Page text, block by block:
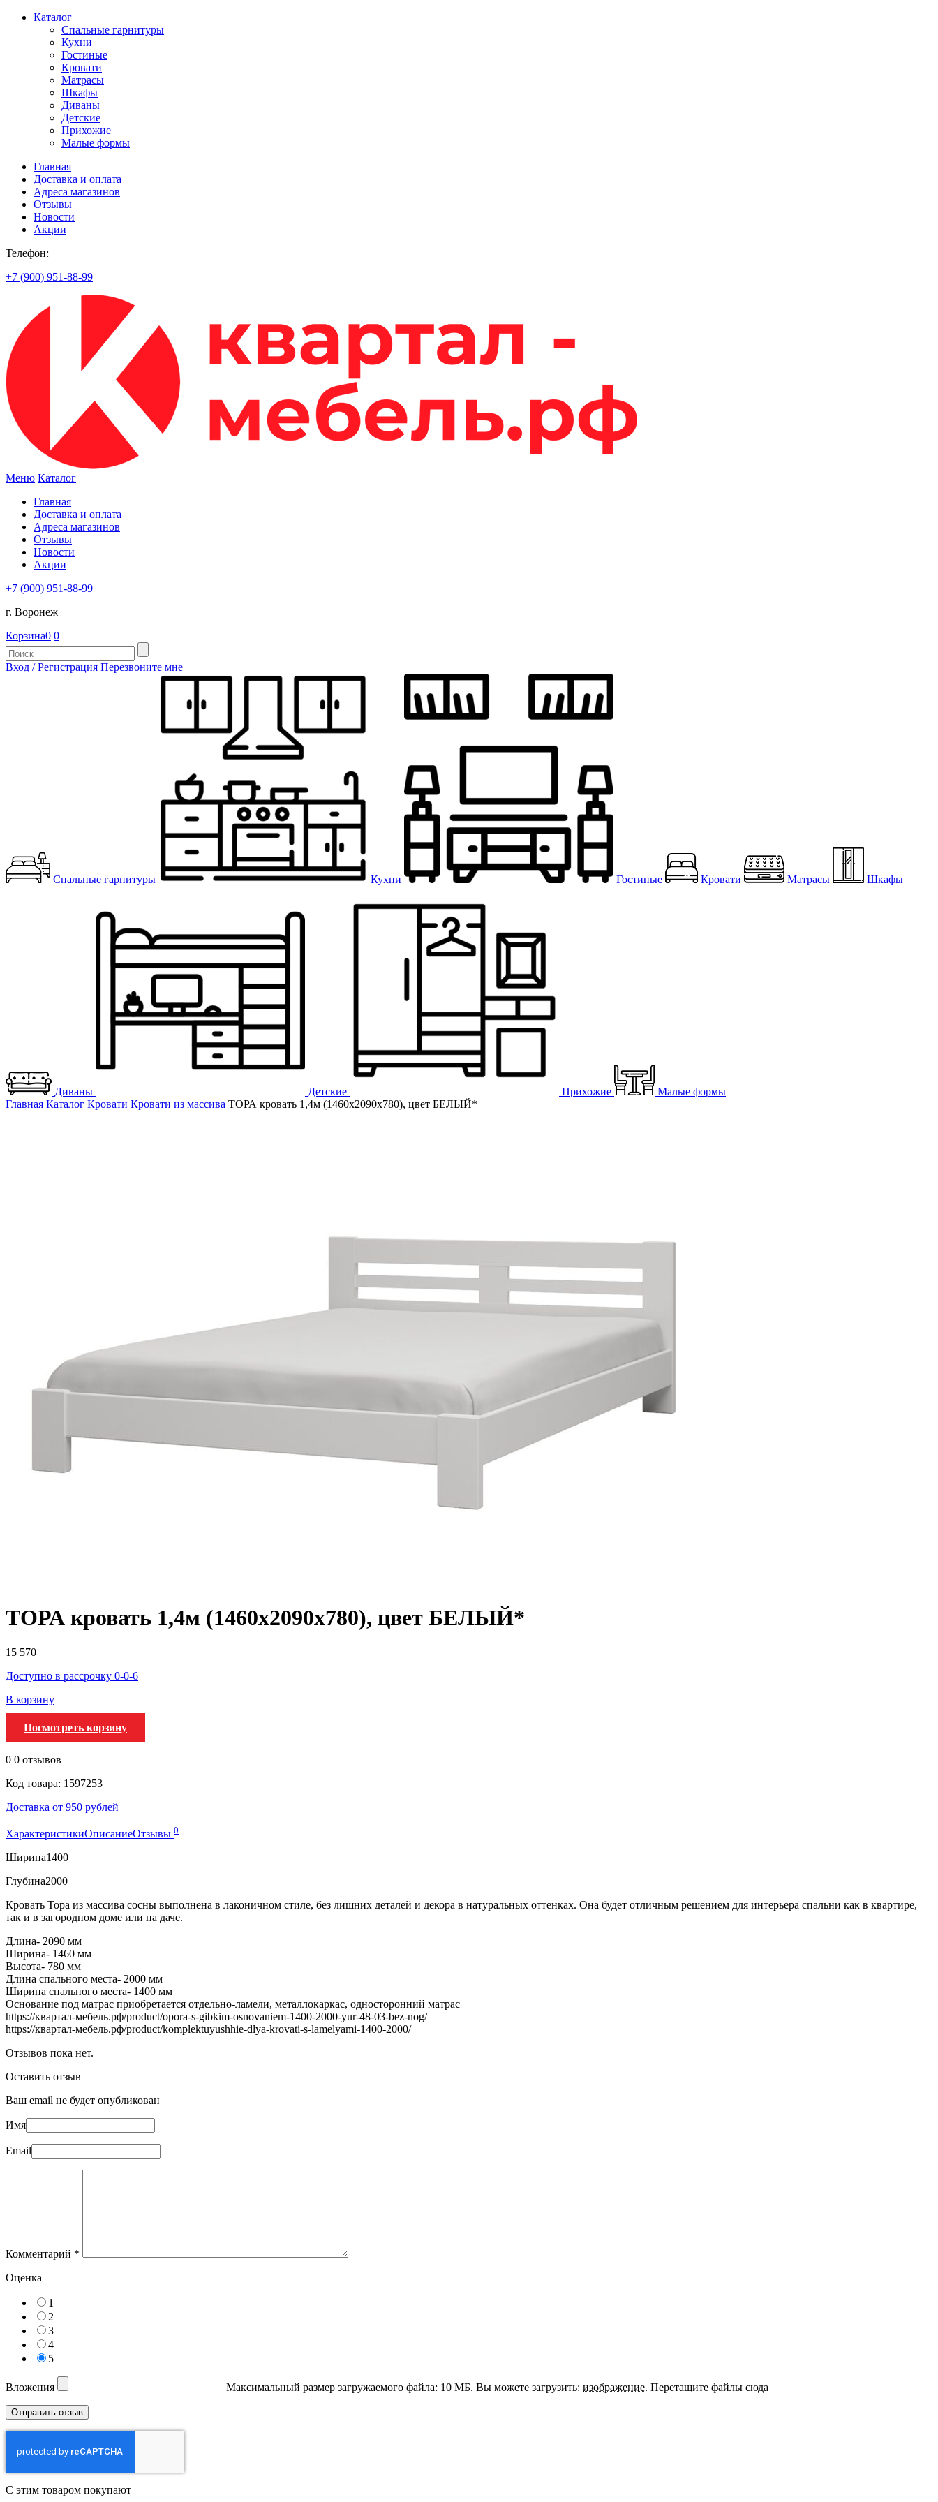
Каталог
Спальные гарнитуры
Кухни
Гостиные
Кровати
Матрасы
Шкафы
Диваны
Детские
Прихожие
Малые формы
Главная
Доставка и оплата
Адреса магазинов
Отзывы
Новости
Акции
Телефон:
+7 (900) 951-88-99
Меню Каталог
Главная
Доставка и оплата
Адреса магазинов
Отзывы
Новости
Акции
+7 (900) 951-88-99
г. Воронеж
Корзина0 0
Вход / Регистрация Перезвоните мне
Спальные гарнитуры Кухни Гостиные Кровати Матрасы Шкафы
Диваны Детские Прихожие
Малые формы
Главная Каталог Кровати Кровати из массива ТОРА кровать 1,4м (1460х2090х780), цвет БЕЛЫЙ*
ТОРА кровать 1,4м (1460х2090х780), цвет БЕЛЫЙ*
15 570
Доступно в рассрочку 0-0-6
В корзину
Посмотреть корзину
0 0 отзывов
Код товара: 1597253
Доставка от 950 рублей
ХарактеристикиОписаниеОтзывы 0
Ширина1400
Глубина2000
Кровать Тора из массива сосны выполнена в лаконичном стиле, без лишних деталей и декора в натуральных оттенках. Она будет отличным решением для интерьера спальни как в квартире,
так и в загородном доме или на даче.
Длина- 2090 мм
Ширина- 1460 мм
Высота- 780 мм
Длина спального места- 2000 мм
Ширина спального места- 1400 мм
Основание под матрас приобретается отдельно-ламели, металлокаркас, односторонний матрас
https://квартал-мебель.рф/product/opora-s-gibkim-osnovaniem-1400-2000-yur-48-03-bez-nog/
https://квартал-мебель.рф/product/komplektuyushhie-dlya-krovati-s-lamelyami-1400-2000/
Отзывов пока нет.
Оставить отзыв
Ваш email не будет опубликован
Имя
Email
Комментарий *
Оценка
1
2
3
4
5
Вложения Максимальный размер загружаемого файла: 10 МБ. Вы можете загрузить: изображение. Перетащите файлы сюда
С этим товаром покупают